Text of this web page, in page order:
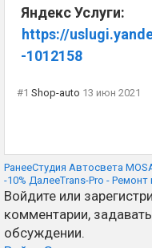
Яндекс Услуги:
https://
-1012158
#1 Shop-auto 13 июн 2021
РанееСтудия Автосвета
-10% ДалееTrans-Pro -
Войдите или
комментарии,
обсуждении.